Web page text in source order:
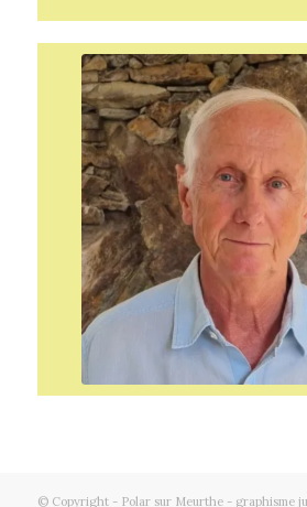
© Copyright - Polar sur Meurthe - graphisme